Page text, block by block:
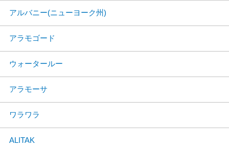
アルバニー(ニューヨーク州)
アラモゴード
ウォータールー
アラモーサ
ワラワラ
ALITAK